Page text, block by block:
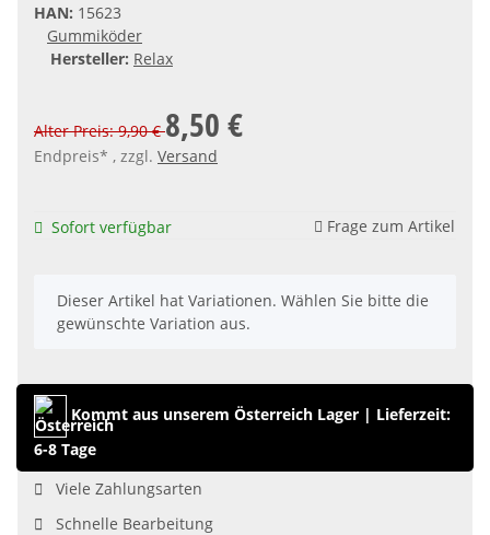
HAN: 15623
Gummiköder
Hersteller: Relax
Alter Preis: 9,90 €8,50 €
Endpreis* , zzgl. Versand
Sofort verfügbar Frage zum Artikel
x
Dieser Artikel hat Variationen. Wählen Sie bitte die
gewünschte Variation aus.
Kommt aus unserem Österreich Lager | Lieferzeit:
6-8 Tage
Viele Zahlungsarten
Schnelle Bearbeitung